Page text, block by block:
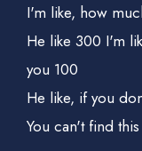
I'm like, how
He like 300 I'm
you 100
He like, if you
You can't find